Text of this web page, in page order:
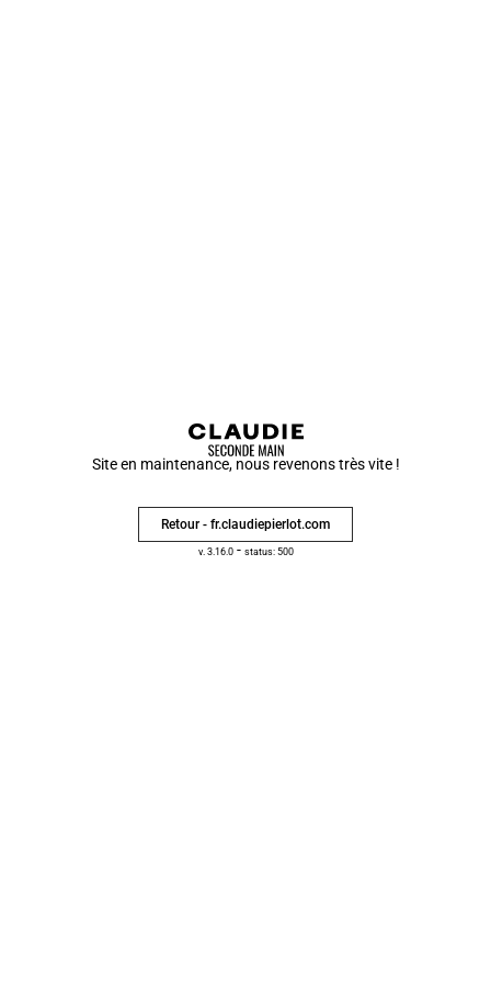
Site en maintenance, nous revenons très vite !
Retour - fr.claudiepierlot.com
v. 3.16.0- status: 500